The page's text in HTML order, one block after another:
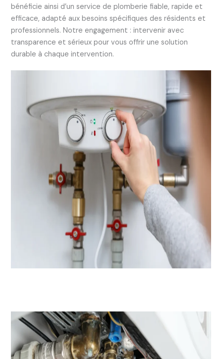
bénéficie ainsi d’un service de plomberie fiable, rapide et
efficace, adapté aux besoins spécifiques des résidents et
professionnels. Notre engagement : intervenir avec
transparence et sérieux pour vous offrir une solution
durable à chaque intervention.